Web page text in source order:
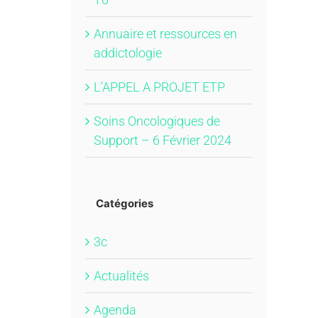
Annuaire et ressources en
addictologie
L’APPEL A PROJET ETP
Soins Oncologiques de
Support – 6 Février 2024
Catégories
3c
Actualités
Agenda